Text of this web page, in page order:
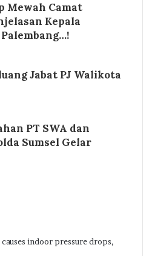
Mewah Camat
Kepala
Jabat PJ Walikota
PT SWA dan
Sumsel Gelar
indoor pressure drops,